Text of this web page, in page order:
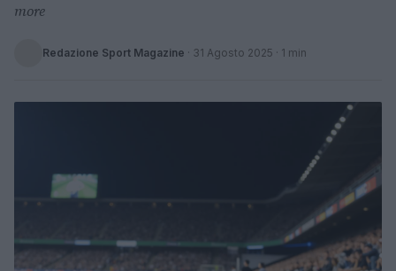
more
Redazione Sport Magazine · 31 Agosto 2025 · 1 min